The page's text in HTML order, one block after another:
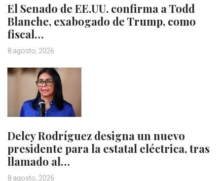
El Senado de EE.UU. confirma a Todd
Blanche, exabogado de Trump, como
fiscal…
8 agosto, 2026
Delcy Rodríguez designa un nuevo
presidente para la estatal eléctrica, tras
llamado al…
8 agosto, 2026